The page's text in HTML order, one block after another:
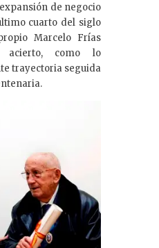
de negocio
cuarto del siglo
Marcelo Frías
como lo
trayectoria seguida